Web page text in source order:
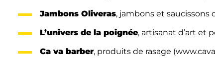
Jambons Oliveras, jambons et saucissons
L’univers de la poignée, artisanat d’art et
Ca va barber, produits de rasage